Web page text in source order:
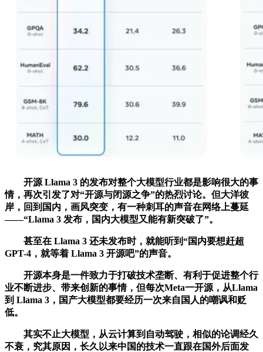
开源 Llama 3 的发布对整个大模型行业都是影响很大的事
情，再次引发了对“开源与闭源之争”的热烈讨论。但大洋彼
岸，回到国内，画风突变，有一种刺耳的声音在网络上蔓延
——“Llama 3 发布，国内大模型又能有新突破了”。
甚至在 Llama 3 还未发布时，就能听到“国内要想赶超
GPT-4，就等着 Llama 3 开源吧”的声音。
开源本身是一件致力于打破技术垄断、有利于促进整个行
业不断进步、带来创新的事情，但每次Meta一开源，从Llama
到 Llama 3，国产大模型都要经历一次来自国人的嘲讽和贬
低。
其实不止大模型，从云计算到自动驾驶，相似的论调经久
不衰，究其原因，长久以来中国的技术一直跟在国外后面发